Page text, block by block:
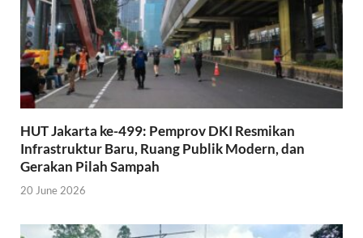
HUT Jakarta ke-499: Pemprov DKI Resmikan
Infrastruktur Baru, Ruang Publik Modern, dan
Gerakan Pilah Sampah
20 June 2026